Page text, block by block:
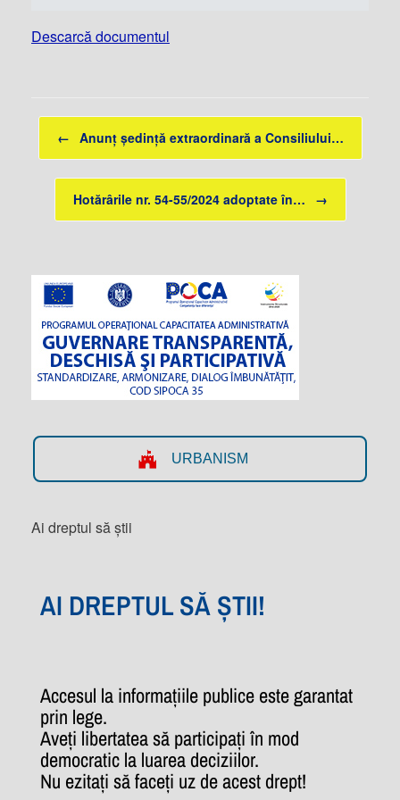
Descarcă documentul
← Anunț ședință extraordinară a Consiliului…
Hotărârile nr. 54-55/2024 adoptate în… →
URBANISM
Ai dreptul să știi
AI DREPTUL SĂ ȘTII!
Accesul la informațiile publice este garantat
prin lege.
Aveți libertatea să participați în mod
democratic la luarea deciziilor.
Nu ezitați să faceți uz de acest drept!